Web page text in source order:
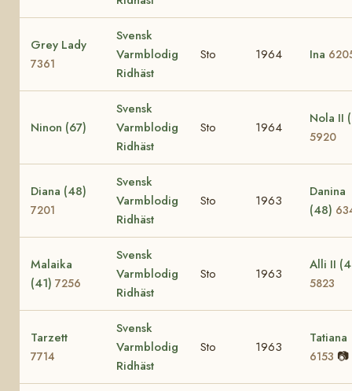
Grey Lady
7361
Svensk
Varmblodig
Ridhäst
Sto 1964 Ina
Ninon (67)
Svensk
Varmblodig
Ridhäst
Sto 1964
Nola II
5920
Diana (48)
7201
Svensk
Varmblodig
Ridhäst
Sto 1963
Danina
(48)
Malaika
(41) 7256
Svensk
Varmblodig
Ridhäst
Sto 1963
Alli II
5823
Tarzett
7714
Svensk
Varmblodig
Ridhäst
Sto 1963
Tatiana
6153 📷